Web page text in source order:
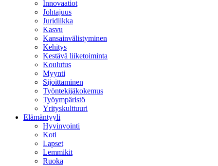
Innovaatiot
Johtajuus
Juridiikka
Kasvu
Kansainvälistyminen
Kehitys
Kestävä liiketoiminta
Koulutus
Myynti
Sijoittaminen
Työntekijäkokemus
Työympäristö
Yrityskulttuuri
Elämäntyyli
Hyvinvointi
Koti
Lapset
Lemmikit
Ruoka